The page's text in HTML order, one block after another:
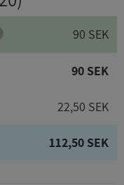
90 SEK
90 SEK
22,50 SEK
112,50 SEK